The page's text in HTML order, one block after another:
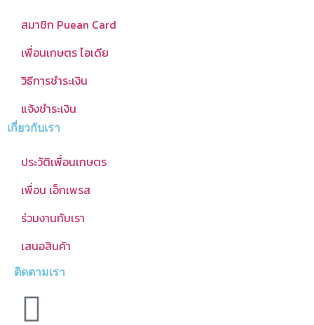
สมาชิก Puean Card
เพื่อนเกษตร ไอเดีย
วิธีการชำระเงิน
แจ้งชำระเงิน
เกี่ยวกับเรา
ประวัติเพื่อนเกษตร
เพื่อน เอ็กเพรส
ร่วมงานกับเรา
เสนอสินค้า
ติดตามเรา